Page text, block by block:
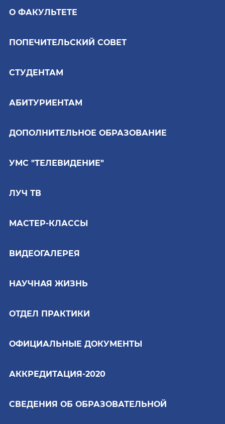
О ФАКУЛЬТЕТЕ
ПОПЕЧИТЕЛЬСКИЙ СОВЕТ
СТУДЕНТАМ
АБИТУРИЕНТАМ
ДОПОЛНИТЕЛЬНОЕ ОБРАЗОВАНИЕ
УМС "ТЕЛЕВИДЕНИЕ"
ЛУЧ ТВ
МАСТЕР-КЛАССЫ
ВИДЕОГАЛЕРЕЯ
НАУЧНАЯ ЖИЗНЬ
ОТДЕЛ ПРАКТИКИ
ОФИЦИАЛЬНЫЕ ДОКУМЕНТЫ
АККРЕДИТАЦИЯ-2020
СВЕДЕНИЯ ОБ ОБРАЗОВАТЕЛЬНОЙ